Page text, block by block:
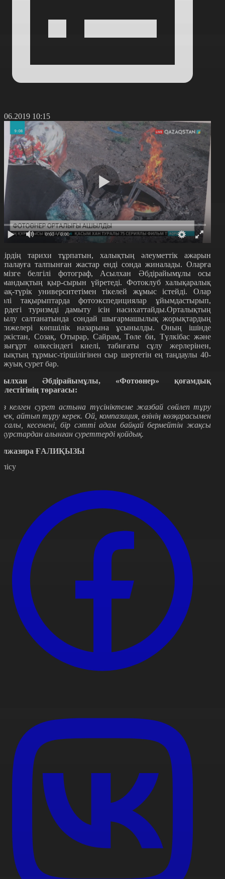
10:15
0:00 / 0:00
тарихи тұрпатын, халықтың әлеуметтік ажарын
талпынған жастар енді сонда жиналады. Оларға
белгілі фотограф, Асылхан Әбдірайымұлы осы
қыр-сырын үйретеді. Фотоклуб халықаралық
түрік университетімен тікелей жұмыс істейді. Олар
тақырыптарда фотоэкспедициялар ұйымдастырып,
туризмді дамыту ісін насихаттайды.Орталықтың
салтанатында сондай шығармашылық жорықтардың
көпшілік назарына ұсынылды. Оның ішінде
Созақ, Отырар, Сайрам, Төле би, Түлкібас және
өлкесіндегі киелі, табиғаты сұлу жерлерінен,
тұрмыс-тіршілігінен сыр шертетін ең таңдаулы 40-
жуық сурет бар.
Әбдірайымұлы, «Фотоөнер» қоғамдық
төрағасы:
келген сурет астына түсініктеме жазбай сөйлеп тұру
айтып тұру керек. Ой, компазиция, өзінің көзқарасымен
кесенені, бір сәтті адам байқай бермейтін жақсы
алынған суреттерді қойдық.
ҒАЛИҚЫЗЫ